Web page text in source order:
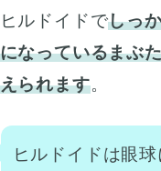
ルドイドでしっ
なっているまぶ
られます。
ヒルドイドは眼